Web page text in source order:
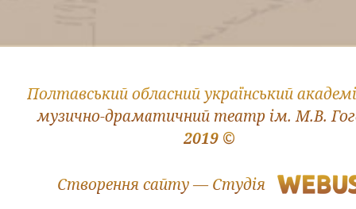
2019 ©
Полтавський обласний український
музично-драматичний театр ім. М.В.
Створення сайту — Студія